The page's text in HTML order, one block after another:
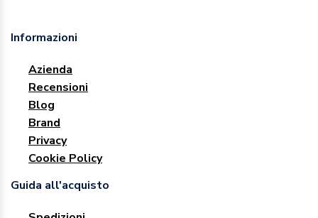
Informazioni
Azienda
Recensioni
Blog
Brand
Privacy
Cookie Policy
Guida all'acquisto